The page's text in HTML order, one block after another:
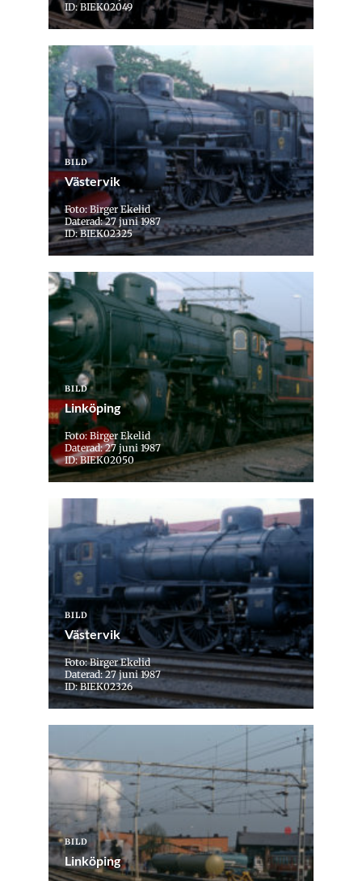
ID: BIEK02049
BILD
Västervik
Foto: Birger Ekelid
Daterad: 27 juni 1987
ID: BIEK02325
BILD
Linköping
Foto: Birger Ekelid
Daterad: 27 juni 1987
ID: BIEK02050
BILD
Västervik
Foto: Birger Ekelid
Daterad: 27 juni 1987
ID: BIEK02326
BILD
Linköping